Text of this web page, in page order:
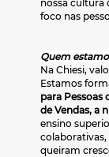
nossa cultura
foco nas
Quem
Na Chiesi,
Estamos
para Pessoas
de Vendas, a
ensino
queiram